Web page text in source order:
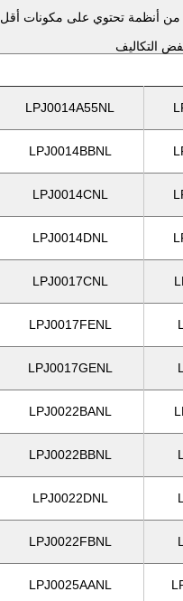
أنظمة تحتوي على مكونات أقل
التكاليف
LPJ0014A55NL
LPJ0014BBNL
LPJ0014CNL
LPJ0014DNL
LPJ0017CNL
LPJ0017FENL
LPJ0017GENL
LPJ0022BANL
LPJ0022BBNL
LPJ0022DNL
LPJ0022FBNL
LPJ0025AANL